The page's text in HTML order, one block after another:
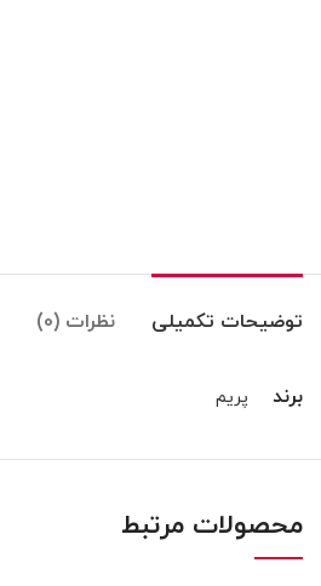
توضیحات تکمیلی نظرات (0)
برند پریم
محصولات مرتبط